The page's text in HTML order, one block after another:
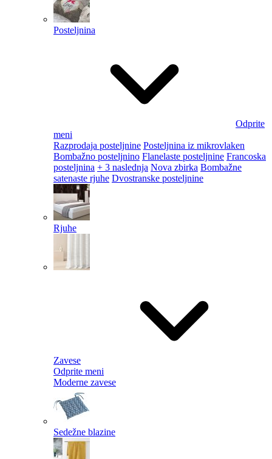
Posteljnina
Odprite
meni
Razprodaja posteljnine Posteljnina iz mikrovlaken
Bombažno posteljnino Flanelaste posteljnine Francoska
posteljnina + 3 naslednja Nova zbirka Bombažne
satenaste rjuhe Dvostranske posteljnine
Rjuhe
Zavese
Odprite meni
Moderne zavese
Sedežne blazine